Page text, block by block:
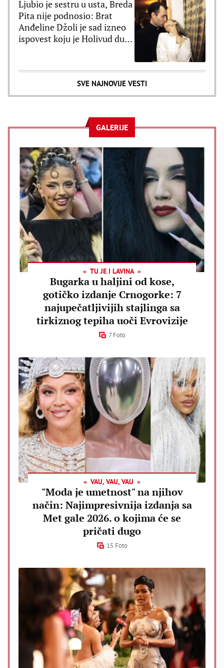
Ljubio je sestru u usta, Breda
Pita nije podnosio: Brat
Anđeline Džoli je sad izneo
ispovest koju je Holivud dugo
SVE NAJNOVIJE VESTI
GALERIJE
TU JE I LAVINA
Bugarka u haljini od kose,
gotičko izdanje Crnogorke: 7
najupečatljivijih stajlinga sa
tirkiznog tepiha uoči Evrovizije
7 Foto
VAU, VAU, VAU
"Moda je umetnost" na njihov
način: Najimpresivnija izdanja sa
Met gale 2026. o kojima će se
pričati dugo
15 Foto